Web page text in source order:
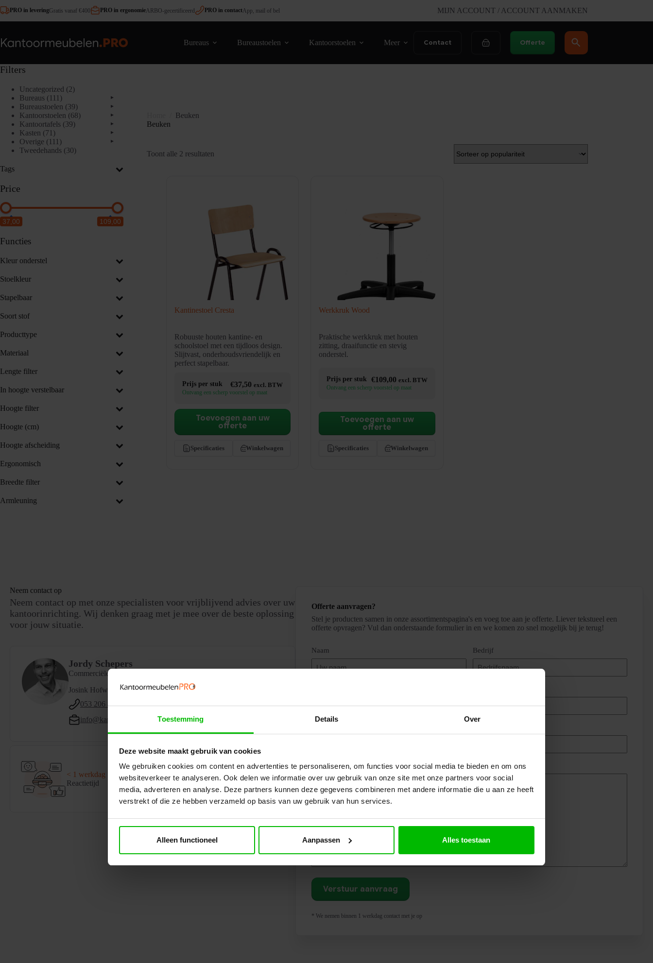
Toestemming Details Over
Deze website maakt gebruik van cookies
We gebruiken cookies om content en advertenties te personaliseren, om functies voor social media te bieden en om ons
websiteverkeer te analyseren. Ook delen we informatie over uw gebruik van onze site met onze partners voor social
media, adverteren en analyse. Deze partners kunnen deze gegevens combineren met andere informatie die u aan ze heeft
verstrekt of die ze hebben verzameld op basis van uw gebruik van hun services.
Alleen functioneel Aanpassen Alles toestaan
naar
de
PRO in leveringGratis vanaf €400 PRO in ergonomieARBO-gecertificeerd PRO in contactApp, mail of bel MIJN ACCOUNT / ACCOUNT AANMAKEN
Bureaus Bureaustoelen Kantoorstoelen Meer Contact WinkelwagenOfferte
Beuken
Beuken
Toont alle 2 resultaten
Kantinestoel Cresta
Robuuste houten kantine- en
schoolstoel met een tijdloos design.
Slijtvast, onderhoudsvriendelijk en
perfect stapelbaar.
Prijs per stuk €37,50 excl. BTW
Ontvang een scherp voorstel op maat
Specificaties Winkelwagen
Toevoegen aan uw
offerte
Werkkruk Wood
Praktische werkkruk met houten
zitting, draaifunctie en stevig
onderstel.
Prijs per stuk €109,00 excl. BTW
Ontvang een scherp voorstel op maat
Specificaties Winkelwagen
Toevoegen aan uw
offerte
Filters
Uncategorized 22
Bureaus ▸
111 111
producten
Bureaustoelen ▸
3939
producten
Kantoorstoelen ▸
6868
Kantoortafels ▸
3939
Kasten ▸
71 71
producten
Overige ▸
111 111
producten
Tweedehands 3030
Tags
Price
37,00 109,00
Functies
Kleur onderstel
Stoelkleur
Stapelbaar
Soort stof
Producttype
Materiaal
Lengte filter
In hoogte verstelbaar
Hoogte filter
Hoogte (cm)
Hoogte afscheiding
Ergonomisch
Breedte filter
Armleuning
Neem contact op
Neem contact op met onze specialisten voor vrijblijvend advies over uw
kantoorinrichting. Wij denken graag met je mee over de beste oplossing
voor jouw situatie.
Jordy Schepers
Commerciële binnendienst
Josink Hofweg 9, 7545 PP Enschede
053 206 8006
info@kantoormeubelen.pro
< 1 werkdag
Reactietijd
100%
Vrijblijvend advies
Offerte aanvragen?
Stel je producten samen in onze assortimentspagina's en voeg toe aan je offerte. Liever tekstueel een
offerte opvragen? Vul dan onderstaande formulier in en we komen zo snel mogelijk bij je terug!
(Vereist)
Naam Bedrijf
Uw vraag of wensen
* We nemen binnen 1 werkdag contact met je op